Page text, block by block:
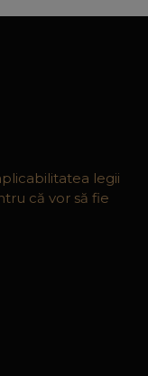
legii
că vor să fie